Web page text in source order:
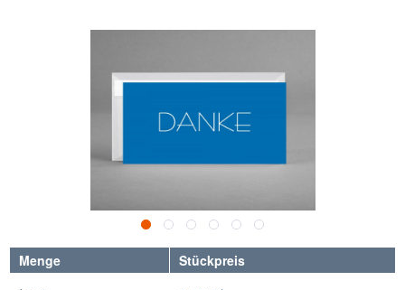
Menge
Stückpreis